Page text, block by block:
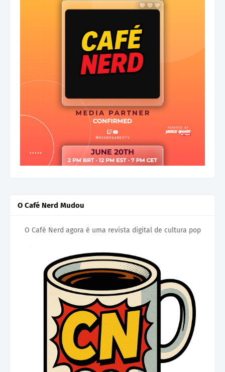
O Café Nerd Mudou
O Café Nerd agora é uma revista digital de cultura pop